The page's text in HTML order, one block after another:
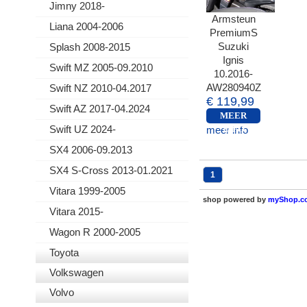
Jimny 2018-
Liana 2004-2006
Splash 2008-2015
Swift MZ 2005-09.2010
Swift NZ 2010-04.2017
Swift AZ 2017-04.2024
Swift UZ 2024-
SX4 2006-09.2013
SX4 S-Cross 2013-01.2021
Vitara 1999-2005
Vitara 2015-
Wagon R 2000-2005
Toyota
Volkswagen
Volvo
Armsteun
PremiumS
Suzuki
Ignis
10.2016-
AW280940Z
€ 119,99
MEER
INFO
meer info
1
shop powered by